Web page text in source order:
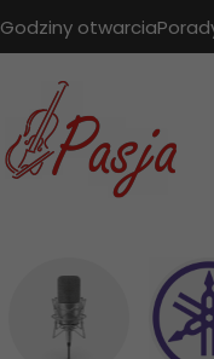
Godziny otwarcia